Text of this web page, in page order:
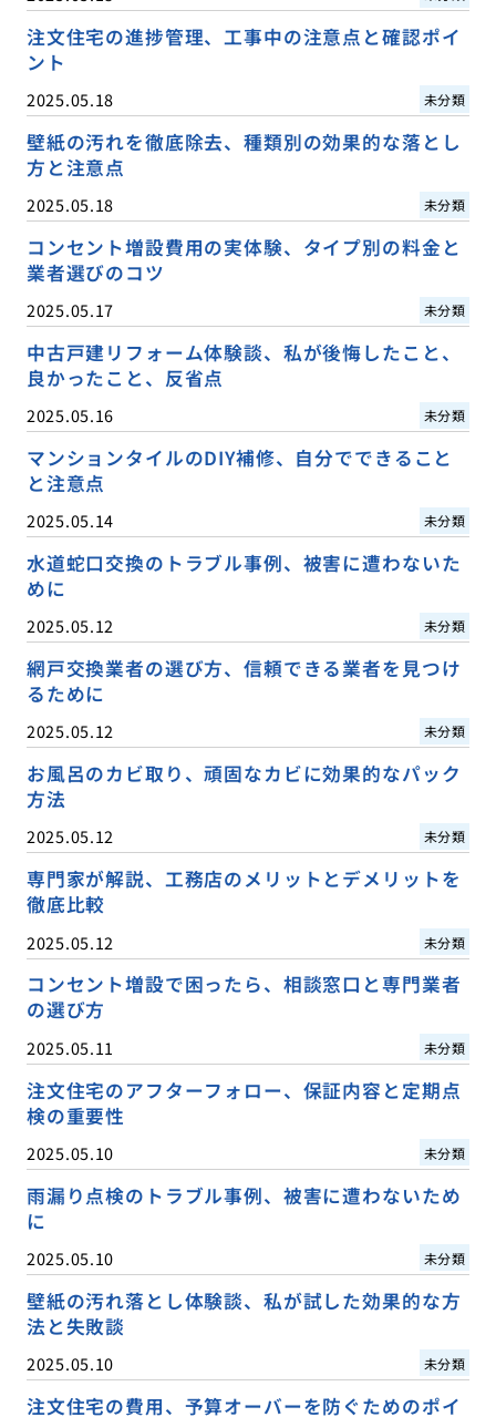
注文住宅の進捗管理、工事中の注意点と確認ポイ
ント
2025.05.18 未分類
壁紙の汚れを徹底除去、種類別の効果的な落とし
方と注意点
2025.05.18 未分類
コンセント増設費用の実体験、タイプ別の料金と
業者選びのコツ
2025.05.17 未分類
中古戸建リフォーム体験談、私が後悔したこと、
良かったこと、反省点
2025.05.16 未分類
マンションタイルのDIY補修、自分でできること
と注意点
2025.05.14 未分類
水道蛇口交換のトラブル事例、被害に遭わないた
めに
2025.05.12 未分類
網戸交換業者の選び方、信頼できる業者を見つけ
るために
2025.05.12 未分類
お風呂のカビ取り、頑固なカビに効果的なパック
方法
2025.05.12 未分類
専門家が解説、工務店のメリットとデメリットを
徹底比較
2025.05.12 未分類
コンセント増設で困ったら、相談窓口と専門業者
の選び方
2025.05.11 未分類
注文住宅のアフターフォロー、保証内容と定期点
検の重要性
2025.05.10 未分類
雨漏り点検のトラブル事例、被害に遭わないため
に
2025.05.10 未分類
壁紙の汚れ落とし体験談、私が試した効果的な方
法と失敗談
2025.05.10 未分類
注文住宅の費用、予算オーバーを防ぐためのポイ